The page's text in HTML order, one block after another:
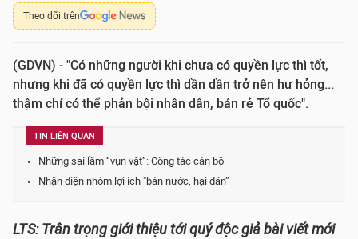
Theo dõi trên
(GDVN) - "Có những người khi chưa có quyền lực thì tốt,
nhưng khi đã có quyền lực thì dần dần trở nên hư hỏng...
thậm chí có thể phản bội nhân dân, bán rẻ Tổ quốc".
TIN LIÊN QUAN
Những sai lầm “vụn vặt”: Công tác cán bộ
Nhận diện nhóm lợi ích "bán nước, hại dân”
LTS: Trân trọng giới thiệu tới quý độc giả bài viết mới